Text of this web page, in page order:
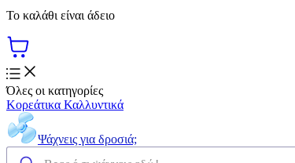
Το καλάθι είναι άδειο
Όλες οι κατηγορίες
Κορεάτικα Καλλυντικά
Ψάχνεις για δροσιά;